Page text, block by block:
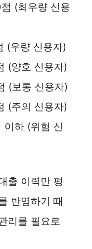
(최우량 신용
(우량 신용자)
(양호 신용자)
(보통 신용자)
(주의 신용자)
이하 (위험 신
출 이력만 평
반영하기 때
리를 필요로